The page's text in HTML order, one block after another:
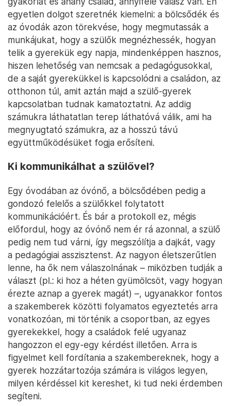
egyetlen dolgot szeretnék kiemelni: a bölcsődék és
az óvodák azon törekvése, hogy megmutassák a
munkájukat, hogy a szülők megnézhessék, hogyan
telik a gyerekük egy napja, mindenképpen hasznos,
hiszen lehetőség van nemcsak a pedagógusokkal,
de a saját gyerekükkel is kapcsolódni a családon, az
otthonon túl, amit aztán majd a szülő-gyerek
kapcsolatban tudnak kamatoztatni. Az addig
számukra láthatatlan terep láthatóvá válik, ami ha
megnyugtató számukra, az a hosszú távú
együttműködésüket fogja erősíteni.
Ki kommunikálhat a szülővel?
Egy óvodában az óvónő, a bölcsődében pedig a
gondozó felelős a szülőkkel folytatott
kommunikációért. És bár a protokoll ez, mégis
előfordul, hogy az óvónő nem ér rá azonnal, a szülő
pedig nem tud várni, így megszólítja a dajkát, vagy
a pedagógiai asszisztenst. Az nagyon életszerűtlen
lenne, ha ők nem válaszolnának – miközben tudják a
választ (pl.: ki hoz a héten gyümölcsöt, vagy hogyan
érezte aznap a gyerek magát) –, ugyanakkor fontos
a szakemberek közötti folyamatos egyeztetés arra
vonatkozóan, mi történik a csoportban, az egyes
gyerekekkel, hogy a családok felé ugyanaz
hangozzon el egy-egy kérdést illetően. Arra is
figyelmet kell fordítania a szakembereknek, hogy a
gyerek hozzátartozója számára is világos legyen,
milyen kérdéssel kit kereshet, ki tud neki érdemben
segíteni.